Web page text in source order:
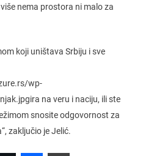
nema prostora ni malo za
koji uništava Srbiju i sve
wp-
na veru i naciju, ili ste
snosite odgovornost za
zaključio je Jelić.